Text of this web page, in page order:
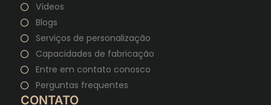
Vídeos
Blogs
Serviços de personalização
Capacidades de fabricação
Entre em contato conosco
Perguntas frequentes
CONTATO